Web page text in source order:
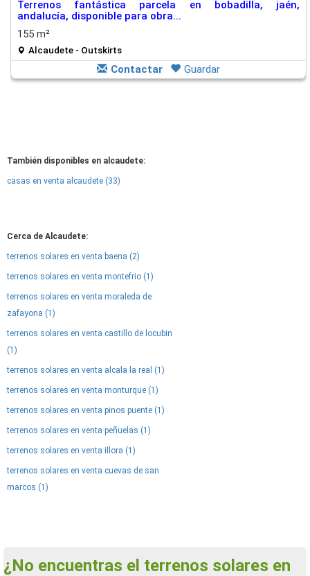
Terrenos fantástica parcela en bobadilla, jaén,
andalucía, disponible para obra...
155 m²
Alcaudete - Outskirts
Contactar Guardar
También disponibles en alcaudete:
casas en venta alcaudete (33)
Cerca de Alcaudete:
terrenos solares en venta baena (2)
terrenos solares en venta montefrio (1)
terrenos solares en venta moraleda de
zafayona (1)
terrenos solares en venta castillo de locubin
(1)
terrenos solares en venta alcala la real (1)
terrenos solares en venta monturque (1)
terrenos solares en venta pinos puente (1)
terrenos solares en venta peñuelas (1)
terrenos solares en venta illora (1)
terrenos solares en venta cuevas de san
marcos (1)
¿No encuentras el terrenos solares en